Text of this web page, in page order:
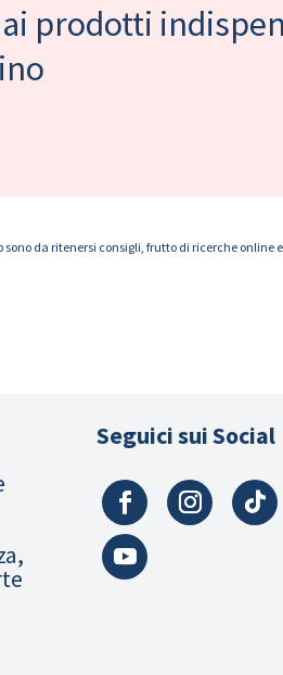
prodotti
da ritenersi consigli, frutto di ricerche online
Seguici sui Social